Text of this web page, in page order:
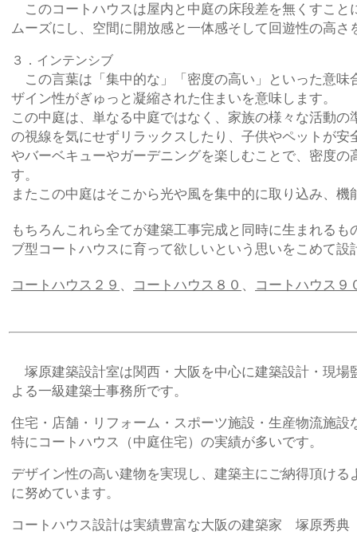
このコートハウスは屋内と中庭の床段差を無くすこと
ムーズにし、空間に開放感と一体感そして回遊性の高さ
３．インテンシブ
この言葉は「集中的な」「密度の高い」といった意味
ザイン性がぎゅっと凝縮された住まいを意味します。
この中庭は、単なる中庭ではなく、家族の様々な活動の
の視線を気にせずリラックスしたり、子供やペットが安
やバーベキューやガーデニングを楽しむことで、密度の
す。
またこの中庭はそこから光や風を集中的に取り込み、機
もちろんこれら全てが建築工事完成と同時に生まれるも
ブ型コートハウスに育って欲しいという思いをこめて設
コートハウス２９ 、 コートハウス８０ 、 コートハウス９
塚原建築設計室は関西・大阪を中心に建築設計・現場
よる一級建築士事務所です。
住宅・店舗・リフォーム・スポーツ施設・生産物流施設
特にコートハウス（中庭住宅）の実績が多いです。
デザイン性の高い建物を実現し、建築主にご納得頂ける
に努めています。
コートハウス設計は実績豊富な大阪の建築家 塚原秀